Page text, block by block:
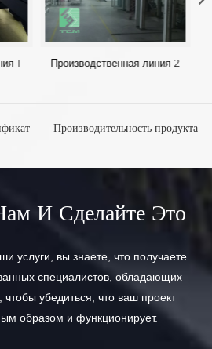
1 Производственная линия 2
Производительность продукта
И Сделайте Это
услуги, вы знаете, что получаете
специалистов, обладающих
убедиться, что ваш проект
образом и функционирует.